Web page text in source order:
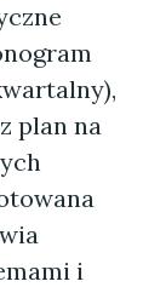
plan na
i